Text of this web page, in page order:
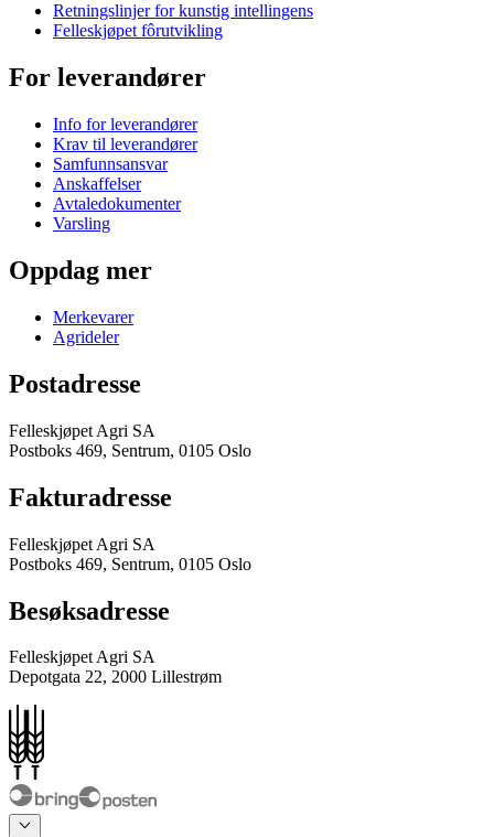
Retningslinjer for kunstig intellingens
Felleskjøpet fôrutvikling
For leverandører
Info for leverandører
Krav til leverandører
Samfunnsansvar
Anskaffelser
Avtaledokumenter
Varsling
Oppdag mer
Merkevarer
Agrideler
Postadresse
Felleskjøpet Agri SA
Postboks 469, Sentrum, 0105 Oslo
Fakturadresse
Felleskjøpet Agri SA
Postboks 469, Sentrum, 0105 Oslo
Besøksadresse
Felleskjøpet Agri SA
Depotgata 22, 2000 Lillestrøm